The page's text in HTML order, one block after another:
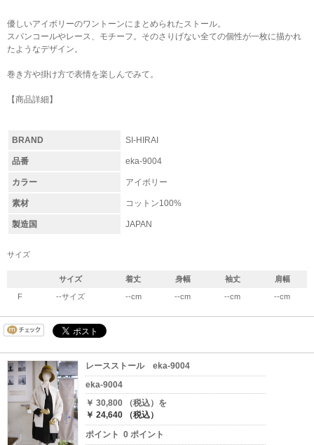
優しいアイボリーのワントーンにまとめられたストール。
スパンコールやレース、モチーフ。そのさりげない全ての個性が一枚に描かれ
たようなデザイン。
巻き方や掛け方で表情を楽しんでみて。
【商品詳細】
BRAND SI-HIRAI
品番 eka-9004
カラー アイボリー
素材 コットン100%
製造国 JAPAN
サイズ
サイズ 着丈 身幅 袖丈 肩幅
F --サイズ --cm --cm --cm --cm
レースストール eka-9004
eka-9004
￥ 30,800 （税込）を
￥ 24,640 （税込）
ポイント 0 ポイント